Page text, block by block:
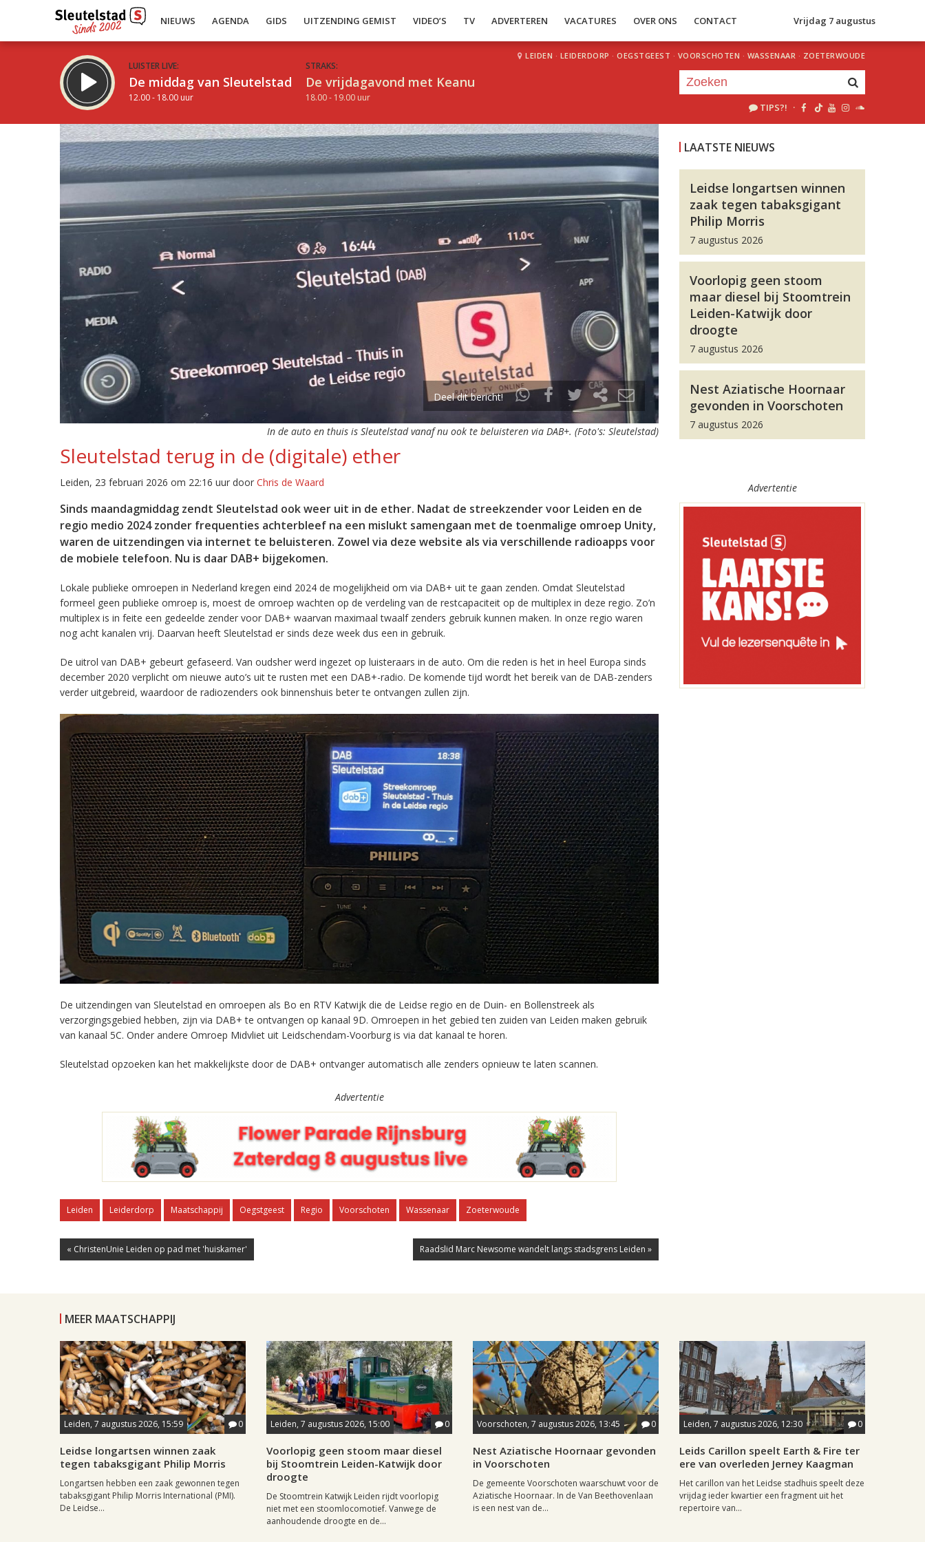
NIEUWS AGENDA GIDS UITZENDING GEMIST VIDEO’S TV ADVERTEREN VACATURES OVER ONS CONTACT Vrijdag 7 augustus
LUISTER LIVE:
De middag van Sleutelstad
12.00 - 18.00 uur
STRAKS:
De vrijdagavond met Keanu
18.00 - 19.00 uur
LEIDEN · LEIDERDORP · OEGSTGEEST · VOORSCHOTEN · WASSENAAR · ZOETERWOUDE
TIPS?! ·
Deel dit bericht!
In de auto en thuis is Sleutelstad vanaf nu ook te beluisteren via DAB+. (Foto's: Sleutelstad)
Sleutelstad terug in de (digitale) ether
Leiden, 23 februari 2026 om 22:16 uur door Chris de Waard
Sinds maandagmiddag zendt Sleutelstad ook weer uit in de ether. Nadat de streekzender voor Leiden en de
regio medio 2024 zonder frequenties achterbleef na een mislukt samengaan met de toenmalige omroep Unity,
waren de uitzendingen via internet te beluisteren. Zowel via deze website als via verschillende radioapps voor
de mobiele telefoon. Nu is daar DAB+ bijgekomen.
Lokale publieke omroepen in Nederland kregen eind 2024 de mogelijkheid om via DAB+ uit te gaan zenden. Omdat Sleutelstad
formeel geen publieke omroep is, moest de omroep wachten op de verdeling van de restcapaciteit op de multiplex in deze regio. Zo’n
multiplex is in feite een gedeelde zender voor DAB+ waarvan maximaal twaalf zenders gebruik kunnen maken. In onze regio waren
nog acht kanalen vrij. Daarvan heeft Sleutelstad er sinds deze week dus een in gebruik.
De uitrol van DAB+ gebeurt gefaseerd. Van oudsher werd ingezet op luisteraars in de auto. Om die reden is het in heel Europa sinds
december 2020 verplicht om nieuwe auto’s uit te rusten met een DAB+-radio. De komende tijd wordt het bereik van de DAB-zenders
verder uitgebreid, waardoor de radiozenders ook binnenshuis beter te ontvangen zullen zijn.
De uitzendingen van Sleutelstad en omroepen als Bo en RTV Katwijk die de Leidse regio en de Duin- en Bollenstreek als
verzorgingsgebied hebben, zijn via DAB+ te ontvangen op kanaal 9D. Omroepen in het gebied ten zuiden van Leiden maken gebruik
van kanaal 5C. Onder andere Omroep Midvliet uit Leidschendam-Voorburg is via dat kanaal te horen.
Sleutelstad opzoeken kan het makkelijkste door de DAB+ ontvanger automatisch alle zenders opnieuw te laten scannen.
Advertentie
Leiden Leiderdorp Maatschappij Oegstgeest Regio Voorschoten Wassenaar Zoeterwoude
« ChristenUnie Leiden op pad met 'huiskamer' Raadslid Marc Newsome wandelt langs stadsgrens Leiden »
LAATSTE NIEUWS
Leidse longartsen winnen
zaak tegen tabaksgigant
Philip Morris
7 augustus 2026
Voorlopig geen stoom
maar diesel bij Stoomtrein
Leiden-Katwijk door
droogte
7 augustus 2026
Nest Aziatische Hoornaar
gevonden in Voorschoten
7 augustus 2026
Advertentie
MEER MAATSCHAPPIJ
Leiden, 7 augustus 2026, 15:59 0
Leidse longartsen winnen zaak
tegen tabaksgigant Philip Morris
Longartsen hebben een zaak gewonnen tegen
tabaksgigant Philip Morris International (PMI).
De Leidse...
Leiden, 7 augustus 2026, 15:00 0
Voorlopig geen stoom maar diesel
bij Stoomtrein Leiden-Katwijk door
droogte
De Stoomtrein Katwijk Leiden rijdt voorlopig
niet met een stoomlocomotief. Vanwege de
aanhoudende droogte en de...
Voorschoten, 7 augustus 2026, 13:45 0
Nest Aziatische Hoornaar gevonden
in Voorschoten
De gemeente Voorschoten waarschuwt voor de
Aziatische Hoornaar. In de Van Beethovenlaan
is een nest van de...
Leiden, 7 augustus 2026, 12:30 0
Leids Carillon speelt Earth & Fire ter
ere van overleden Jerney Kaagman
Het carillon van het Leidse stadhuis speelt deze
vrijdag ieder kwartier een fragment uit het
repertoire van...